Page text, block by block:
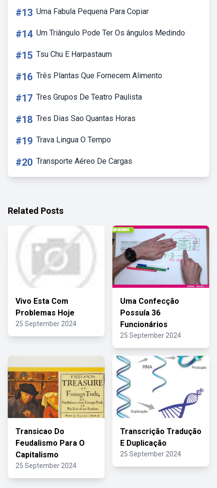
#13 Uma Fabula Pequena Para Copiar
#14 Um Triângulo Pode Ter Os ângulos Medindo
#15 Tsu Chu E Harpastaum
#16 Três Plantas Que Fornecem Alimento
#17 Tres Grupos De Teatro Paulista
#18 Tres Dias Sao Quantas Horas
#19 Trava Lingua O Tempo
#20 Transporte Aéreo De Cargas
Related Posts
Vivo Esta Com
Problemas Hoje
25 September 2024
Uma Confecção
Possuía 36
Funcionários
25 September 2024
Transicao Do
Feudalismo Para O
Capitalismo
25 September 2024
Transcrição Tradução
E Duplicação
25 September 2024